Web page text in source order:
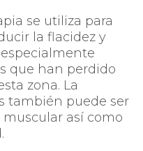
se utiliza para
la flacidez y
que han perdido
zona. La
también puede ser
así como